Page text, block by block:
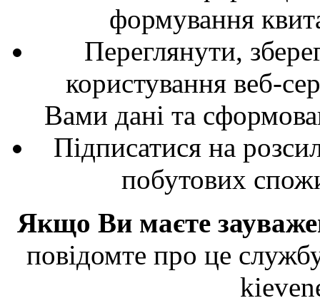
формування
Переглянути,
користування веб-
Вами дані та
Підписатися на
побутових
Якщо Ви маєте
повідомте про це